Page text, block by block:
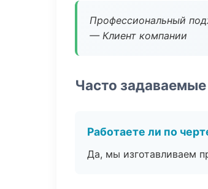
Профессиональный
— Клиент компании
Часто
Работаете ли по
Да, мы изготавливаем